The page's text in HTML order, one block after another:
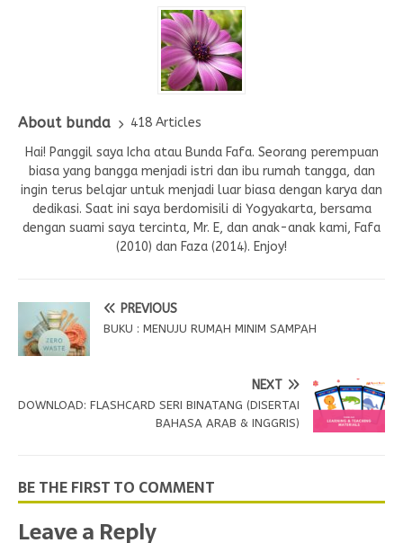
About bunda
418 Articles
Hai! Panggil saya Icha atau Bunda Fafa. Seorang perempuan
biasa yang bangga menjadi istri dan ibu rumah tangga, dan
ingin terus belajar untuk menjadi luar biasa dengan karya dan
dedikasi. Saat ini saya berdomisili di Yogyakarta, bersama
dengan suami saya tercinta, Mr. E, dan anak-anak kami, Fafa
(2010) dan Faza (2014). Enjoy!
PREVIOUS
BUKU : MENUJU RUMAH MINIM SAMPAH
NEXT
DOWNLOAD: FLASHCARD SERI BINATANG (DISERTAI
BAHASA ARAB & INGGRIS)
BE THE FIRST TO COMMENT
Leave a Reply